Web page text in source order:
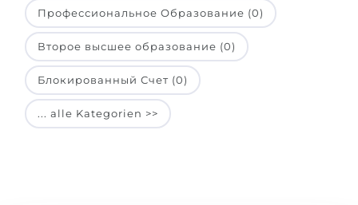
Профессиональное Образование (0)
Второе высшее образование (0)
Блокированный Счет (0)
... alle Kategorien >>